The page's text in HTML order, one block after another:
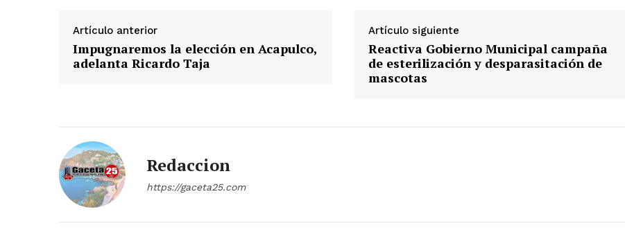
Artículo anterior
Impugnaremos la elección en Acapulco,
adelanta Ricardo Taja
Artículo siguiente
Reactiva Gobierno Municipal campaña
de esterilización y desparasitación de
mascotas
Redaccion
https://gaceta25.com